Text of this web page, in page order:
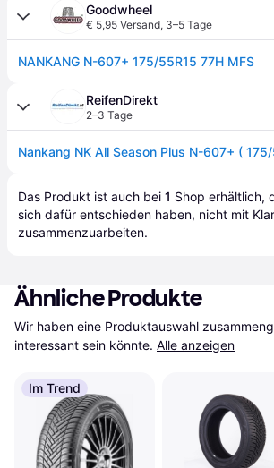
Goodwheel
€ 5,95 Versand, 3–5 Tage
NANKANG N-607+ 175/55R15 77H MFS
ReifenDirekt
2–3 Tage
Das Produkt ist auch bei 1 Shop erhältlich,
sich dafür entschieden haben, nicht mit
zusammenzuarbeiten.
Ähnliche Produkte
Wir haben eine Produktauswahl
interessant sein könnte. Alle anzeigen
Im Trend